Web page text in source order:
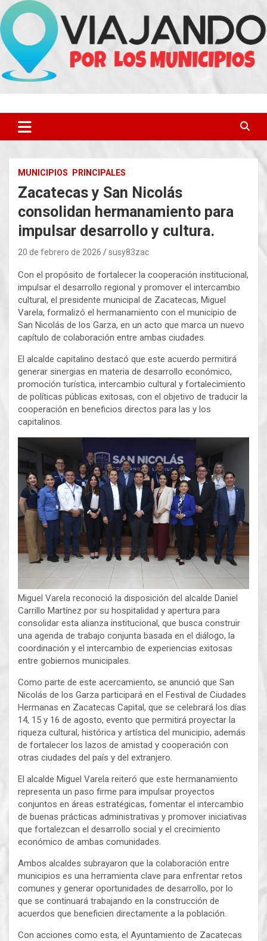
al
contenido
MUNICIPIOS PRINCIPALES
Zacatecas y San Nicolás
consolidan hermanamiento para
impulsar desarrollo y cultura.
20 de febrero de 2026 susy83zac
Con el propósito de fortalecer la cooperación institucional,
impulsar el desarrollo regional y promover el intercambio
cultural, el presidente municipal de Zacatecas, Miguel
Varela, formalizó el hermanamiento con el municipio de
San Nicolás de los Garza, en un acto que marca un nuevo
capítulo de colaboración entre ambas ciudades.
El alcalde capitalino destacó que este acuerdo permitirá
generar sinergias en materia de desarrollo económico,
promoción turística, intercambio cultural y fortalecimiento
de políticas públicas exitosas, con el objetivo de traducir la
cooperación en beneficios directos para las y los
capitalinos.
Miguel Varela reconoció la disposición del alcalde Daniel
Carrillo Martínez por su hospitalidad y apertura para
consolidar esta alianza institucional, que busca construir
una agenda de trabajo conjunta basada en el diálogo, la
coordinación y el intercambio de experiencias exitosas
entre gobiernos municipales.
Como parte de este acercamiento, se anunció que San
Nicolás de los Garza participará en el Festival de Ciudades
Hermanas en Zacatecas Capital, que se celebrará los días
14, 15 y 16 de agosto, evento que permitirá proyectar la
riqueza cultural, histórica y artística del municipio, además
de fortalecer los lazos de amistad y cooperación con
otras ciudades del país y del extranjero.
El alcalde Miguel Varela reiteró que este hermanamiento
representa un paso firme para impulsar proyectos
conjuntos en áreas estratégicas, fomentar el intercambio
de buenas prácticas administrativas y promover iniciativas
que fortalezcan el desarrollo social y el crecimiento
económico de ambas comunidades.
Ambos alcaldes subrayaron que la colaboración entre
municipios es una herramienta clave para enfrentar retos
comunes y generar oportunidades de desarrollo, por lo
que se continuará trabajando en la construcción de
acuerdos que beneficien directamente a la población.
Con acciones como esta, el Ayuntamiento de Zacatecas